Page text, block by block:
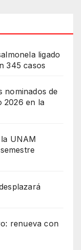
ligado
345 casos
nominados de
2026 en la
UNAM
renueva con